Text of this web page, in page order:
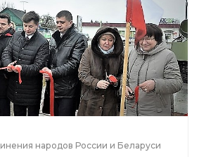
народов России и Беларуси